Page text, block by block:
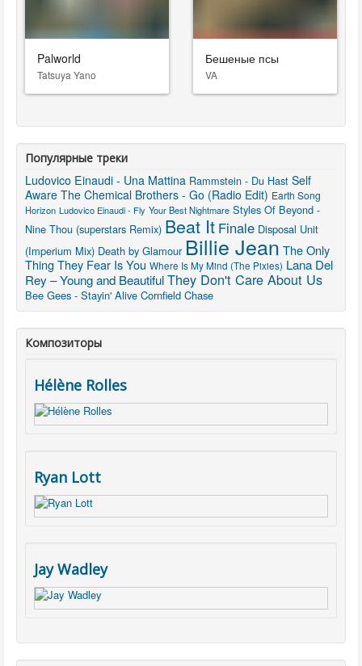
Palworld
Tatsuya Yano
Бешеные псы
VA
Популярные треки
Ludovico Einaudi - Una Mattina Rammstein - Du Hast Self
Aware The Chemical Brothers - Go (Radio Edit) Earth Song
Horizon Ludovico Einaudi - Fly Your Best Nightmare Styles Of Beyond -
Nine Thou (superstars Remix) Beat It Finale Disposal Unit
(Imperium Mix) Death by Glamour Billie Jean The Only
Thing They Fear Is You Where Is My Mind (The Pixies) Lana Del
Rey – Young and BeautifulThey Don't Care About Us
Bee Gees - Stayin' Alive Cornfield Chase
Композиторы
Hélène Rolles
Ryan Lott
Jay Wadley